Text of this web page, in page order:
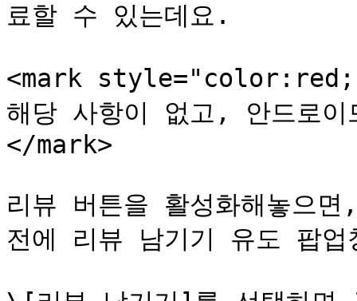
료할 수 있는데요.
<mark
해당 사항이 없고, 안드로
</mark>
리뷰 버튼을 활성화해놓으
전에 리뷰 남기기 유도 팝